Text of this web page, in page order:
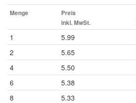
Menge
Preis
inkl. MwSt.
1 5.99
2 5.65
4 5.50
6 5.38
8 5.33